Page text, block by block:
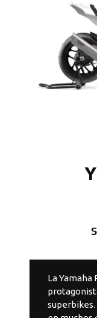
La Yamaha
superbikes.